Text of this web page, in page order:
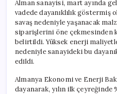
Alman sanayisi, mart ayında
vadede dayanıklılık
savaş nedeniyle yaşanacak
siparişlerini öne çekmesinden
belirtildi. Yüksek enerji
nedeniyle sanayideki bu
edildi.
Almanya Ekonomi ve Enerji
dayanarak, yılın ilk çeyreğinde